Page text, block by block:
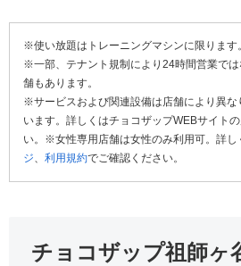
※使い放題はトレーニングマシンに限ります。
※一部、テナント規制により24時間営業で
舗もあります。
※サービスおよび関連設備は店舗により異
います。詳しくはチョコザップWEBサイト
い。※女性専用店舗は女性のみ利用可。詳し
ジ、 利用規約でご確認ください。
チョコザップ祖師ヶ